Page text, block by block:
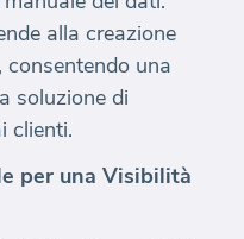
alla creazione
una
soluzione di
clienti.
per una Visibilità